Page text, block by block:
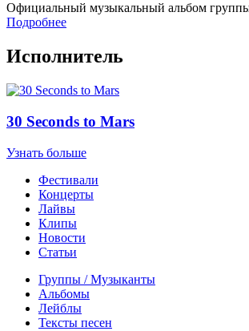
Официальный музыкальный альбом
Подробнее
Исполнитель
30 Seconds to Mars
Узнать больше
Фестивали
Концерты
Лайвы
Клипы
Новости
Статьи
Группы / Музыканты
Альбомы
Лейблы
Тексты песен